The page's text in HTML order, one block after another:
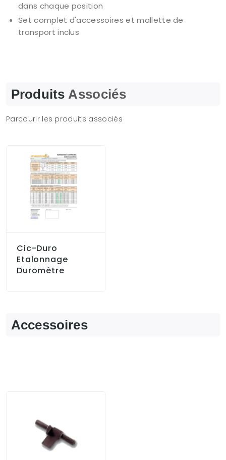
dans chaque position
Set complet d'accessoires et mallette de
transport inclus
ProduitsAssociés
Parcourir les produits associés
Cic-Duro
Etalonnage
Duromètre
Accessoires